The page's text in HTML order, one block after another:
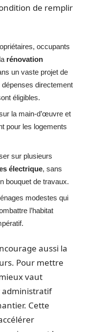
de remplir
occupants
rénovation
un vaste projet de
directement
éligibles.
la main-d’œuvre et
pour les logements
sur plusieurs
électrique, sans
bouquet de travaux.
modestes qui
l’habitat
aussi la
Pour mettre
vaut
administratif
Cette